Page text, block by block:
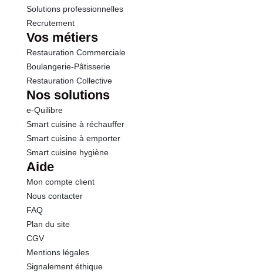
Solutions professionnelles
Recrutement
Vos métiers
Restauration Commerciale
Boulangerie-Pâtisserie
Restauration Collective
Nos solutions
e-Quilibre
Smart cuisine à réchauffer
Smart cuisine à emporter
Smart cuisine hygiène
Aide
Mon compte client
Nous contacter
FAQ
Plan du site
CGV
Mentions légales
Signalement éthique